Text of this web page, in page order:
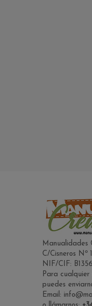
Manualidades
C/Cisneros Nº
NIF/CIF:
Para cualquier
puedes
Email: